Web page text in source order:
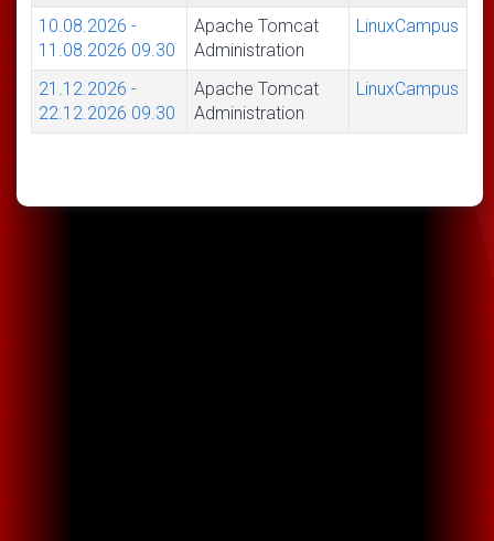
10.08.2026 -
11.08.2026 09.30
Apache Tomcat
Administration
LinuxCampus
21.12.2026 -
22.12.2026 09.30
Apache Tomcat
Administration
LinuxCampus